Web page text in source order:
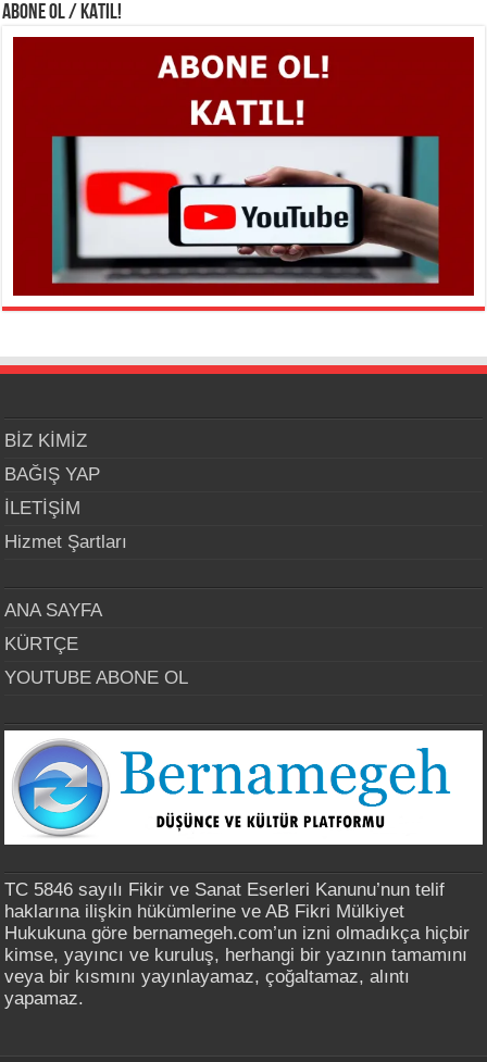
ABONE OL / KATIL!
BİZ KİMİZ
BAĞIŞ YAP
İLETİŞİM
Hizmet Şartları
ANA SAYFA
KÜRTÇE
YOUTUBE ABONE OL
TC 5846 sayılı Fikir ve Sanat Eserleri Kanunu’nun telif
haklarına ilişkin hükümlerine ve AB Fikri Mülkiyet
Hukukuna göre bernamegeh.com’un izni olmadıkça hiçbir
kimse, yayıncı ve kuruluş, herhangi bir yazının tamamını
veya bir kısmını yayınlayamaz, çoğaltamaz, alıntı
yapamaz.